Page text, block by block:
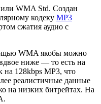
WMA Std. Создан
кодеку MP3
сжатия аудио с
WMA якобы можно
ниже — то есть на
на 128kbps MP3, что
реалистичные данные
на низких битрейтах. На